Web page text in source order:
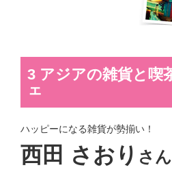
3 アジアの雑貨と喫
ェ
ハッピーになる雑貨が勢揃い！
西田 さおり さん